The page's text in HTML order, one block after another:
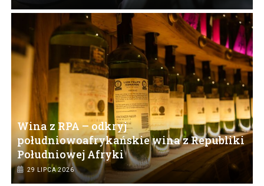
Wina z RPA – odkryj
południowoafrykańskie wina z Republiki
Południowej Afryki
29 LIPCA 2026